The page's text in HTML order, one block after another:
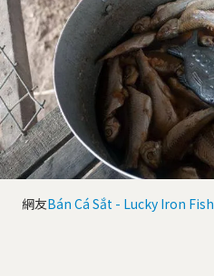
網友Bán Cá Sắt - Lucky Iron Fish